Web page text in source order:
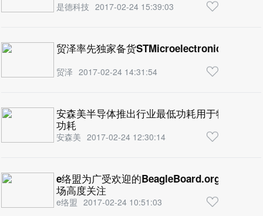
是德科技 2017-02-24 15:39:03
贸泽率先独家备货STMicroelectronics的
贸泽 2017-02-24 14:31:54
安森美半导体推出行业最低功耗用于物联网和
功耗
安森美 2017-02-24 12:30:14
e络盟为广受欢迎的BeagleBoard.org®系列推
场高度关注
e络盟 2017-02-24 10:51:03